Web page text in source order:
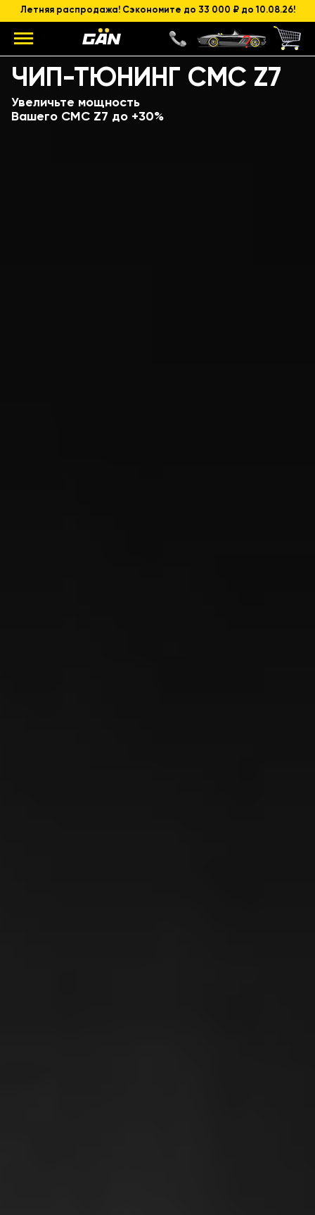
Летняя распродажа! Сэкономите до 33 000 ₽ до 10.08.26!
ЧИП-ТЮНИНГ CMC Z7
Увеличьте мощность
Вашего CMC Z7 до +30%
Модель
Объем и мощность ДВС